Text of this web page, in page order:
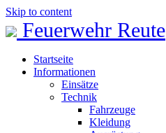
Skip to content
Feuerwehr Reute
Startseite
Informationen
Einsätze
Technik
Fahrzeuge
Kleidung